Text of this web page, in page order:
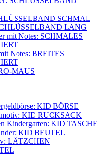
SCHMAL
LANG
mit Notes: SCHMALES
Notes: BREITES
MAUS
KID BÖRSE
KID RUCKSACK
Kindergarten: KID TASCHE
KID BEUTEL
LÄTZCHEN